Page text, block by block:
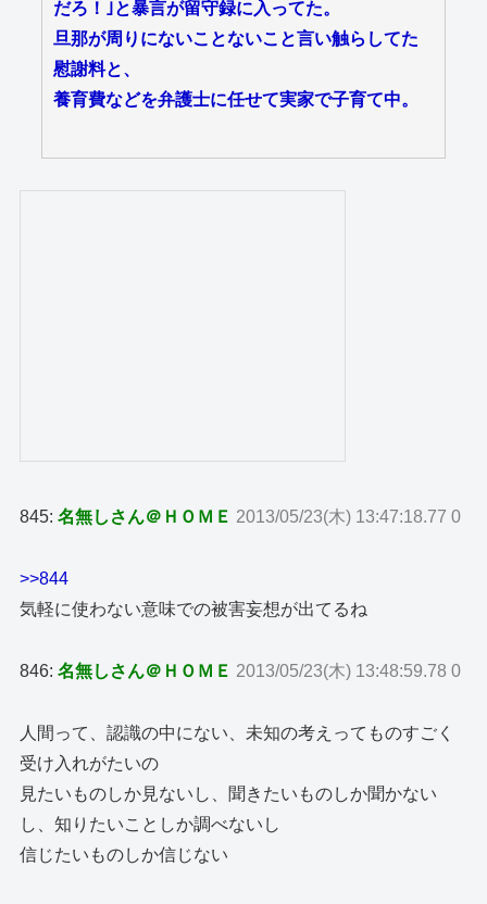
だろ！｣と暴言が留守録に入ってた。
旦那が周りにないことないこと言い触らしてた
慰謝料と、
養育費などを弁護士に任せて実家で子育て中。
845:名無しさん＠ＨＯＭＥ 2013/05/23(木) 13:47:18.77 0
>>844
気軽に使わない意味での被害妄想が出てるね
846:名無しさん＠ＨＯＭＥ 2013/05/23(木) 13:48:59.78 0
人間って、認識の中にない、未知の考えってものすごく
受け入れがたいの
見たいものしか見ないし、聞きたいものしか聞かない
し、知りたいことしか調べないし
信じたいものしか信じない